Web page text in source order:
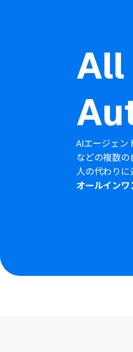
All
AIエージェン
などの複数の
人の代わり
オールイン